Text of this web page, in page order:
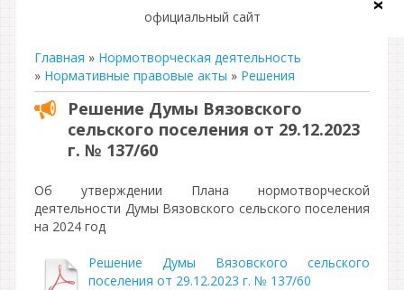
официальный сайт
Главная » Нормотворческая деятельность
» Нормативные правовые акты » Решения
Решение Думы Вязовского
сельского поселения от 29.12.2023
г. № 137/60
Об утверждении Плана нормотворческой
деятельности Думы Вязовского сельского поселения
на 2024 год
Решение Думы Вязовского сельского
поселения от 29.12.2023 г. № 137/60